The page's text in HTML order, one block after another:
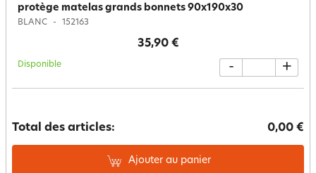
protège matelas grands bonnets 90x190x30
BLANC 152163
35,90 €
Disponible - +
Total des articles: 0,00 €
Ajouter au panier